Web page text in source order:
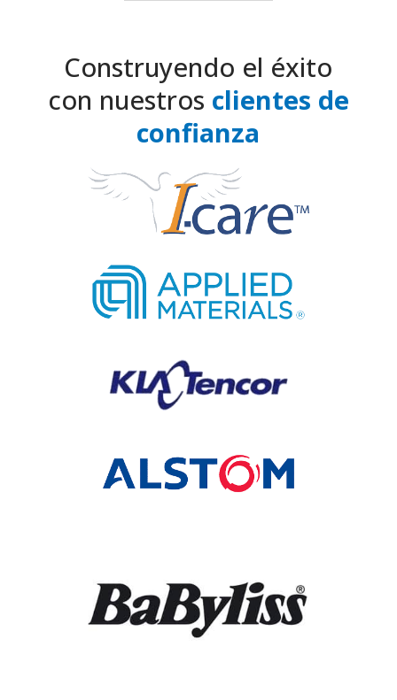
Construyendo el éxito
con nuestros clientes de
confianza